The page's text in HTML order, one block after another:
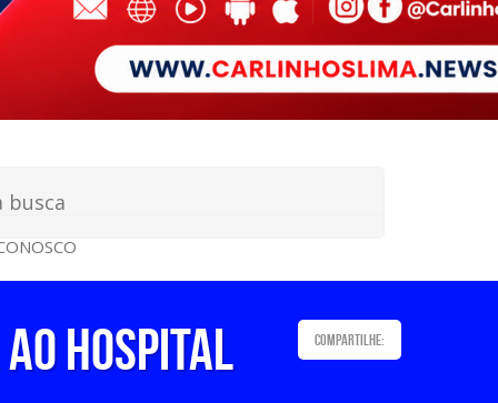
HOSPITAL Compartilhe: